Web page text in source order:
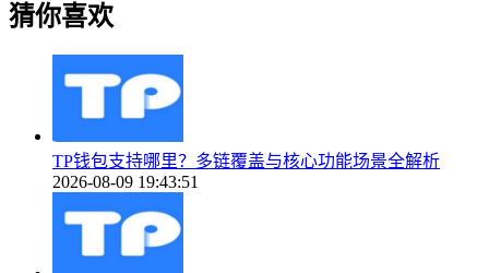
猜你喜欢
TP钱包支持哪里？多链覆盖与核心功能场景全解析
2026-08-09 19:43:51